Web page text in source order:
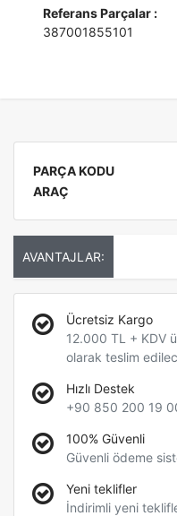
Referans Parçalar :
387001855101
PARÇA KODU
ARAÇ
AVANTAJLAR:
Ücretsiz Kargo
12.000 TL + KDV
olarak teslim
Hızlı Destek
+90 850 200 19
100% Güvenli
Güvenli ödeme
Yeni teklifler
İndirimli yeni